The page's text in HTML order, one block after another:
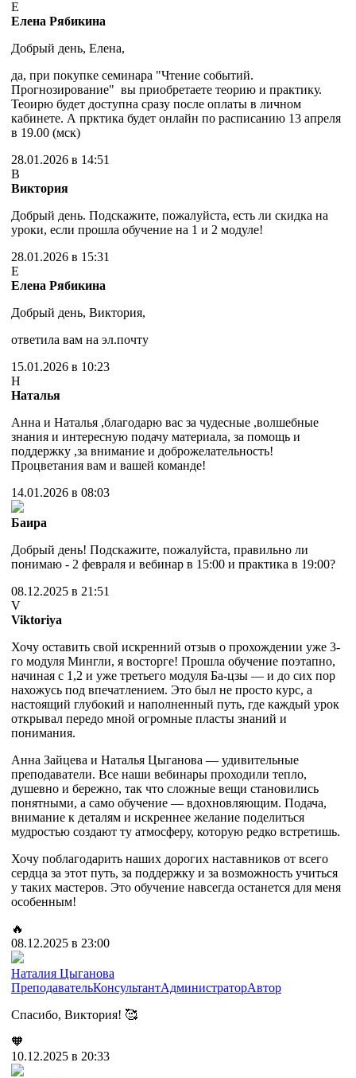
Е
Елена Рябикина
Добрый день, Елена,
да, при покупке семинара "Чтение событий.
Прогнозирование" вы приобретаете теорию и практику.
Теоирю будет доступна сразу после оплаты в личном
кабинете. А прктика будет онлайн по расписанию 13 апреля
в 19.00 (мск)
28.01.2026 в 14:51
В
Виктория
Добрый день. Подскажите, пожалуйста, есть ли скидка на
уроки, если прошла обучение на 1 и 2 модуле!
28.01.2026 в 15:31
Е
Елена Рябикина
Добрый день, Виктория,
ответила вам на эл.почту
15.01.2026 в 10:23
Н
Наталья
Анна и Наталья ,благодарю вас за чудесные ,волшебные
знания и интересную подачу материала, за помощь и
поддержку ,за внимание и доброжелательность!
Процветания вам и вашей команде!
14.01.2026 в 08:03
Баира
Добрый день! Подскажите, пожалуйста, правильно ли
понимаю - 2 февраля и вебинар в 15:00 и практика в 19:00?
08.12.2025 в 21:51
V
Viktoriya
Хочу оставить свой искренний отзыв о прохождении уже 3-
го модуля Мингли, я восторге! Прошла обучение поэтапно,
начиная с 1,2 и уже третьего модуля Ба-цзы — и до сих пор
нахожусь под впечатлением. Это был не просто курс, а
настоящий глубокий и наполненный путь, где каждый урок
открывал передо мной огромные пласты знаний и
понимания.
Анна Зайцева и Наталья Цыганова — удивительные
преподаватели. Все наши вебинары проходили тепло,
душевно и бережно, так что сложные вещи становились
понятными, а само обучение — вдохновляющим. Подача,
внимание к деталям и искреннее желание поделиться
мудростью создают ту атмосферу, которую редко встретишь.
Хочу поблагодарить наших дорогих наставников от всего
сердца за этот путь, за поддержку и за возможность учиться
у таких мастеров. Это обучение навсегда останется для меня
особенным!
🔥
08.12.2025 в 23:00
Наталия Цыганова
ПреподавательКонсультантАдминистраторАвтор
Спасибо, Виктория! 🥰
🧡
10.12.2025 в 20:33